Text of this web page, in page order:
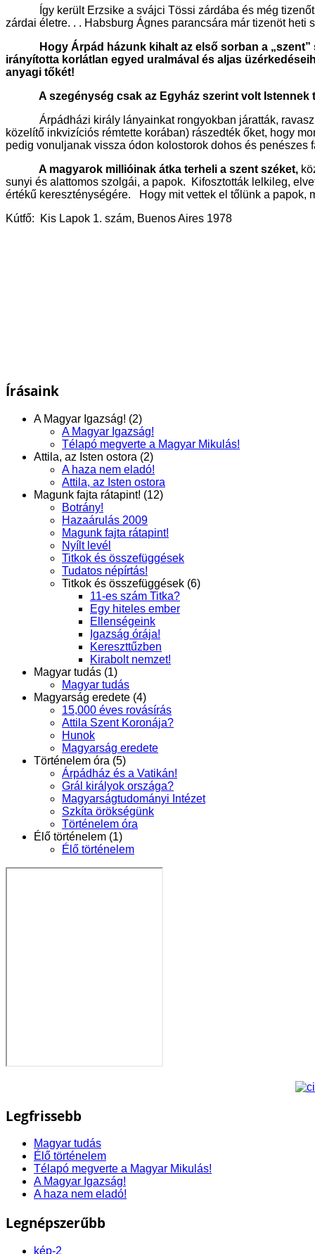
Így került Erzsike a svájci Tössi zárdába és még tizenőt
zárdai életre. . . Habsburg Ágnes parancsára már tizenöt
Hogy Árpád házunk kihalt az első sorban a
irányította korlátlan egyed uralmával és aljas
anyagi tőkét!
A szegénység csak az Egyház szerint volt
Árpádházi király lányainkat rongyokban járatták, ravaszul
közelítő inkvizíciós rémtette korában) rászedték őket, hogy
pedig vonuljanak vissza ódon kolostorok dohos és
A magyarok millióinak átka terheli a szent széket,
sunyi és alattomos szolgái, a papok. Kifosztották lelkileg,
értékű kereszténységére. Hogy mit vettek el tőlünk a papok,
Kútfő: Kis Lapok 1. szám, Buenos Aires 1978
Írásaink
A Magyar Igazság! (2)
A Magyar Igazság!
Télapó megverte a Magyar Mikulás!
Attila, az Isten ostora (2)
A haza nem eladó!
Attila, az Isten ostora
Magunk fajta rátapint! (12)
Botrány!
Hazaárulás 2009
Magunk fajta rátapint!
Nyílt levél
Titkok és összefüggések
Tudatos népírtás!
Titkok és összefüggések (6)
11-es szám Titka?
Egy hiteles ember
Ellenségeink
Igazság órája!
Kereszttűzben
Kirabolt nemzet!
Magyar tudás (1)
Magyar tudás
Magyarság eredete (4)
15,000 éves rovásírás
Attila Szent Koronája?
Hunok
Magyarság eredete
Történelem óra (5)
Árpádház és a Vatikán!
Grál királyok országa?
Magyarságtudományi Intézet
Szkíta örökségünk
Történelem óra
Élő történelem (1)
Élő történelem
Legfrissebb
Magyar tudás
Élő történelem
Télapó megverte a Magyar Mikulás!
A Magyar Igazság!
A haza nem eladó!
Legnépszerűbb
kép-2